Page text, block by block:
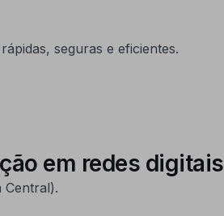
seguras e eficientes.
em redes digitais
Central).